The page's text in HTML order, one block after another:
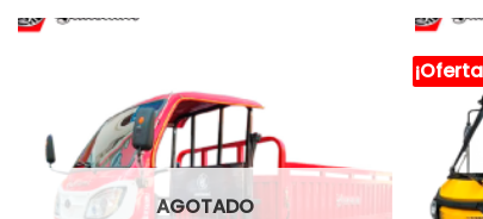
AGOTADO